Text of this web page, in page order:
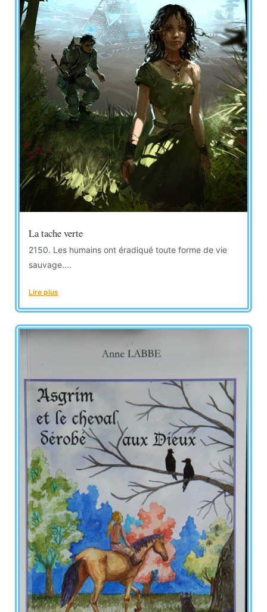
La tache verte
2150. Les humains ont éradiqué toute forme de vie
sauvage....
Lire plus